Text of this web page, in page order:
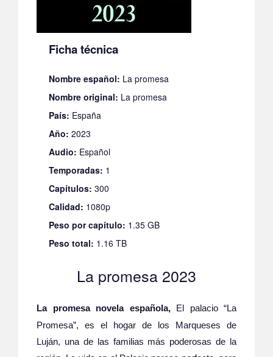
Ficha técnica
Nombre español: La promesa
Nombre original: La promesa
País: España
Año: 2023
Audio: Español
Temporadas: 1
Capítulos: 300
Calidad: 1080p
Peso por capítulo: 1.35 GB
Peso total: 1.16 TB
La promesa 2023
La promesa novela española,El palacio “La
Promesa”, es el hogar de los Marqueses de
Luján, una de las familias más poderosas de la